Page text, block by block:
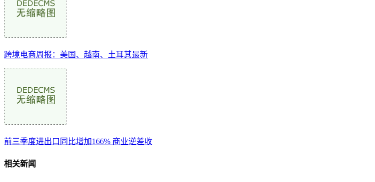
跨境电商周报：美国、越南、土耳其最新
前三季度进出口同比增加166% 商业逆差收
相关新闻